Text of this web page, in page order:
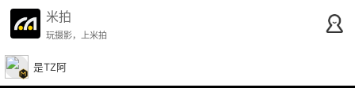
米拍
玩摄影，上米拍
是TZ阿